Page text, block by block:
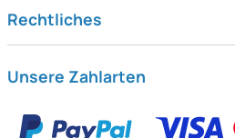
Rechtliches
Unsere Zahlarten